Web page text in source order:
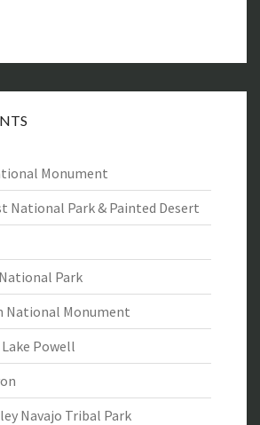
Monument
National Park & Painted Desert
Park
National Monument
Powell
Navajo Tribal Park